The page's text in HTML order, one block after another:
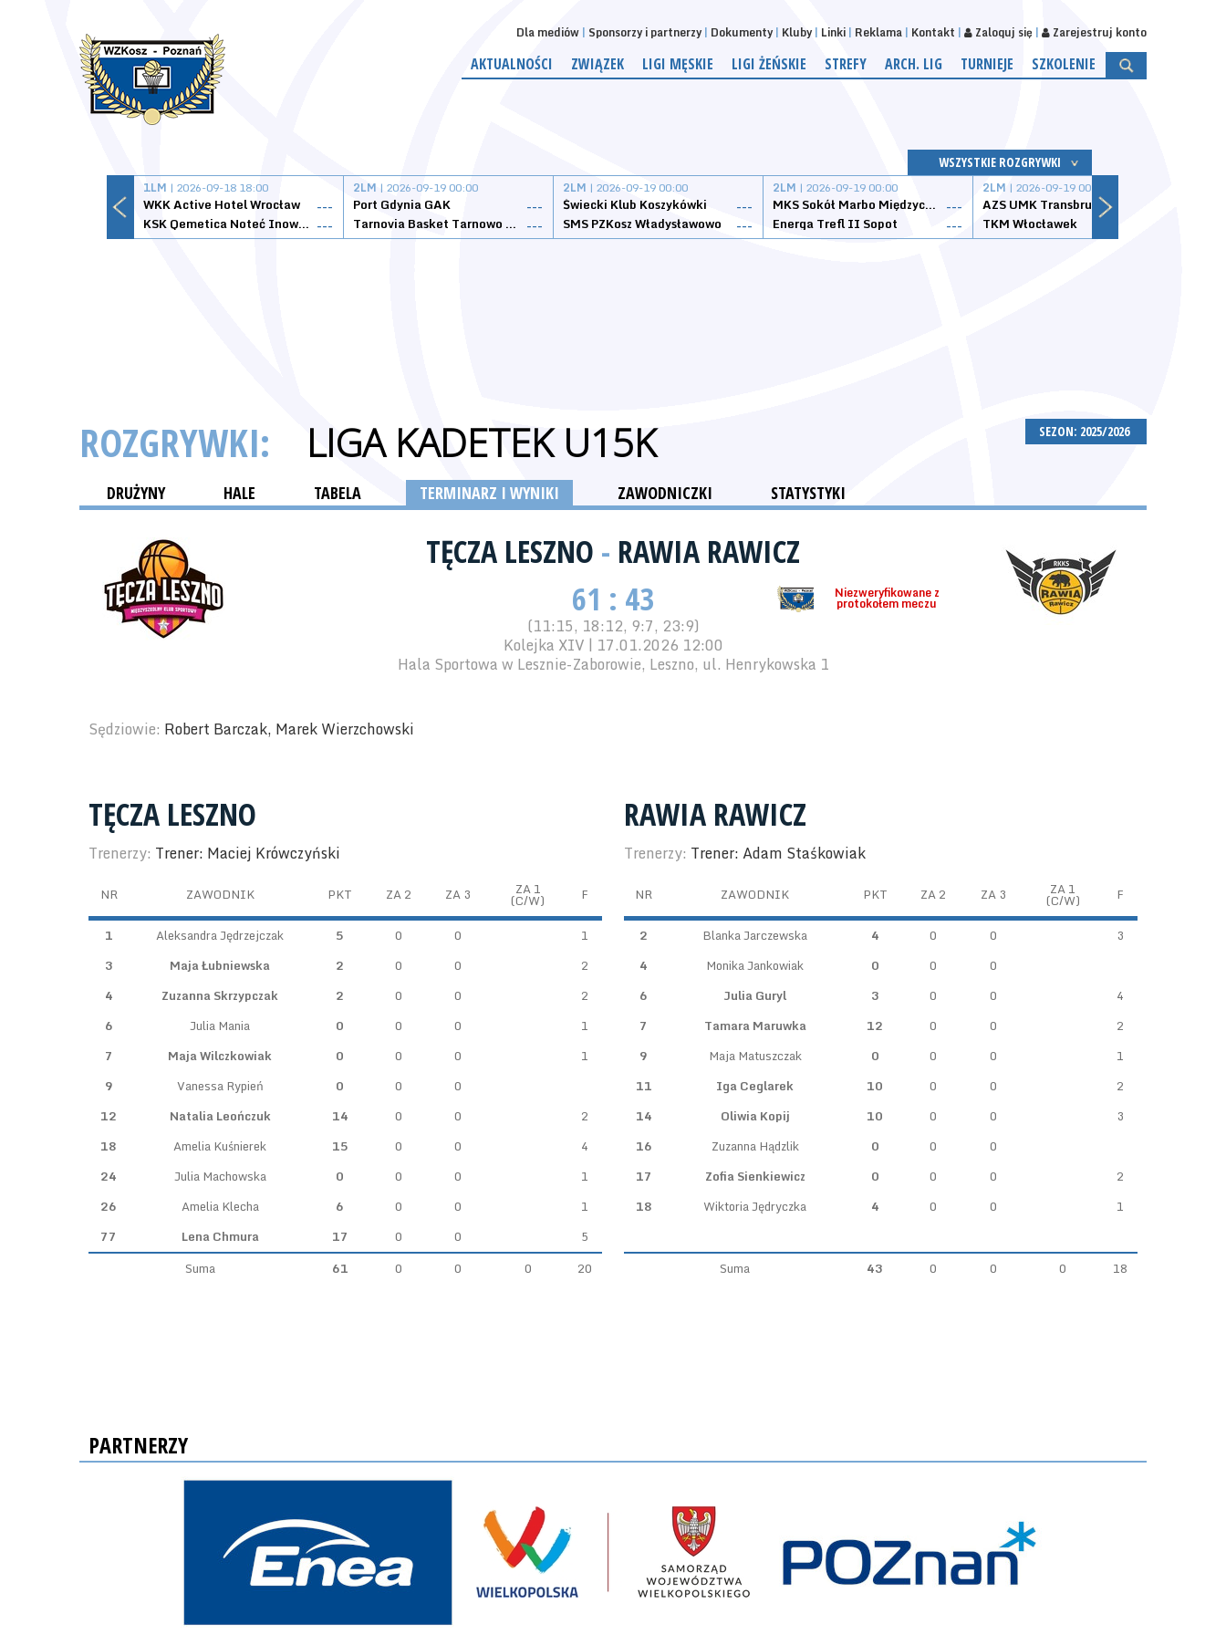
Dla mediów Sponsorzy i partnerzy Dokumenty Kluby Linki Reklama Kontakt Zaloguj się Zarejestruj konto
AKTUALNOŚCI ZWIĄZEK LIGI MĘSKIE LIGI ŻEŃSKIE STREFY ARCH. LIG TURNIEJE SZKOLENIE
WSZYSTKIE ROZGRYWKI
1LM | 2026-09-18 18:00
WKK Active Hotel Wrocław
---
KSK Qemetica Noteć Inowrocław ---
2LM | 2026-09-19 00:00
Port Gdynia GAK
---
Tarnovia Basket Tarnowo Podgórne ---
2LM | 2026-09-19 00:00
Świecki Klub Koszykówki
---
SMS PZKosz Władysławowo
---
2LM | 2026-09-19 00:00
MKS Sokół Marbo Międzychód ---
Energa Trefl II Sopot
---
2LM | 2026-09-19 00:00
AZS UMK Transbruk Toruń
TKM Włocławek
SEZON: 2025/2026
ROZGRYWKI: LIGA KADETEK U15K
DRUŻYNY HALE TABELA TERMINARZ I WYNIKI ZAWODNICZKI STATYSTYKI
TĘCZA LESZNO - RAWIA RAWICZ
Niezweryfikowane z
protokołem meczu
61 : 43
(11:15, 18:12, 9:7, 23:9)
Kolejka XIV | 17.01.2026 12:00
Hala Sportowa w Lesznie-Zaborowie, Leszno, ul. Henrykowska 1
Sędziowie: Robert Barczak, Marek Wierzchowski
TĘCZA LESZNO
Trenerzy: Trener: Maciej Krówczyński
NR ZAWODNIK PKT ZA 2 ZA 3 ZA 1
(C/W) F
1 Aleksandra Jędrzejczak 5 0 0
1
3
Maja Łubniewska 2 0 0
2
4
Zuzanna Skrzypczak 2 0 0
2
6
Julia Mania 0 0 0
1
7
Maja Wilczkowiak 0 0 0
1
9
Vanessa Rypień 0 0
0
12
Natalia Leończuk 14 0 0
2
18
Amelia Kuśnierek 15 0 0
4
24
Julia Machowska 0 0 0
1
26
Amelia Klecha 6 0 0
1
77
Lena Chmura 17 0 0
5
Suma
61 0 0 0 20
RAWIA RAWICZ
Trenerzy: Trener: Adam Staśkowiak
NR ZAWODNIK PKT ZA 2 ZA 3 ZA 1
(C/W) F
2 Blanka Jarczewska 4 0 0
3
4
Monika Jankowiak 0 0
0
6
Julia Guryl 3 0 0
4
7
Tamara Maruwka 12 0 0
2
9
Maja Matuszczak 0 0 0
1
11
Iga Ceglarek 10 0 0
2
14
Oliwia Kopij 10 0 0
3
16
Zuzanna Hądzlik 0 0
0
17
Zofia Sienkiewicz 0 0 0
2
18
Wiktoria Jędryczka 4 0 0 1
Suma 43 0 0 0 18
PARTNERZY